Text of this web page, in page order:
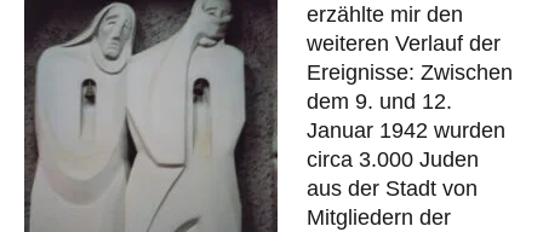
erzählte mir den
weiteren Verlauf der
Ereignisse: Zwischen
dem 9. und 12.
Januar 1942 wurden
circa 3.000 Juden
aus der Stadt von
Mitgliedern der